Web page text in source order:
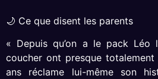
🌙 Ce que disent les parents
« Depuis qu’on a le pack Léo
coucher ont presque
ans réclame lui-même son